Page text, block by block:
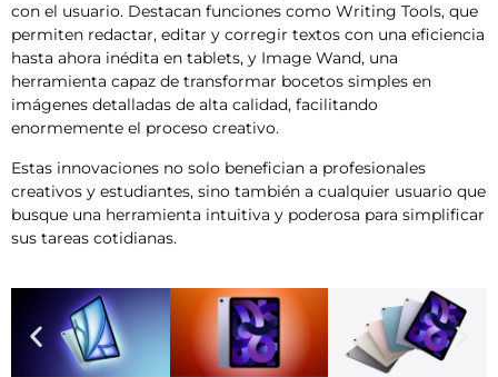
con el usuario. Destacan funciones como Writing Tools, que
permiten redactar, editar y corregir textos con una eficiencia
hasta ahora inédita en tablets, y Image Wand, una
herramienta capaz de transformar bocetos simples en
imágenes detalladas de alta calidad, facilitando
enormemente el proceso creativo.
Estas innovaciones no solo benefician a profesionales
creativos y estudiantes, sino también a cualquier usuario que
busque una herramienta intuitiva y poderosa para simplificar
sus tareas cotidianas.